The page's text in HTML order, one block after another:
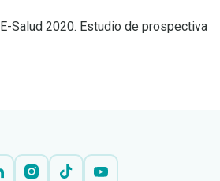
E-Salud 2020. Estudio de prospectiva